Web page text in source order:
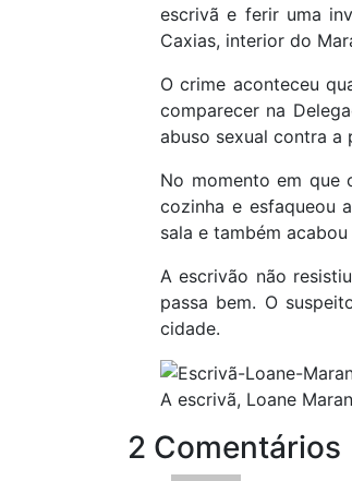
escrivã e ferir uma
Caxias, interior do
O crime aconteceu
comparecer na
abuso sexual contra a
No momento em que
cozinha e esfaqueou
sala e também
A escrivão não
passa bem. O
cidade.
A escrivã, Loane
2 Comentários